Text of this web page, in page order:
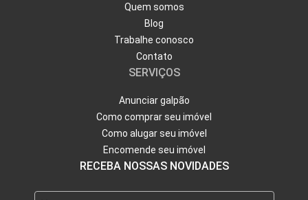
Quem somos
Blog
Trabalhe conosco
Contato
SERVIÇOS
Anunciar galpão
Como comprar seu imóvel
Como alugar seu imóvel
Encomende seu imóvel
RECEBA NOSSAS NOVIDADES